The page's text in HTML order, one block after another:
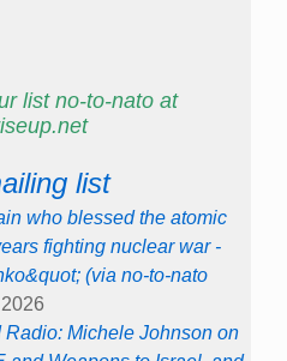
list no-to-nato at
list
who blessed the atomic
fighting nuclear war -
(via no-to-nato
Radio: Michele Johnson on